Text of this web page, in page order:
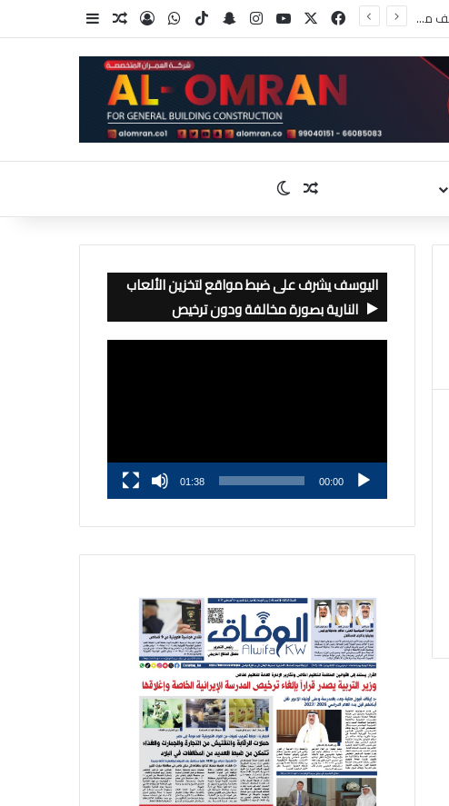
فيسبوك ‫YouTubeانستقرامسناب تشات
‫TikTok واتسابتسجيل الدخولمقال عشوائي
مقال عشوائي
اليوسف يشرف على ضبط مواقع لتخزين الألعاب
النارية بصورة مخالفة ودون ترخيص
00:00
01:38